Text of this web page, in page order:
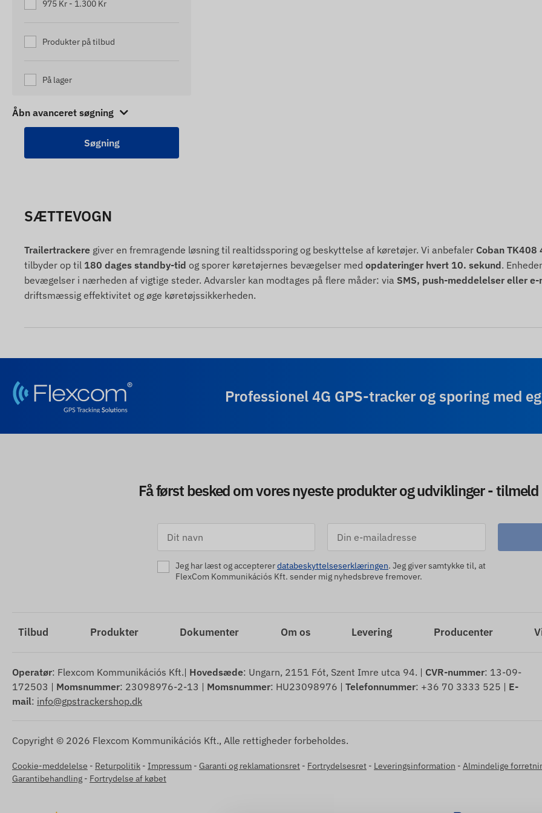
975 Kr - 1.300 Kr
Produkter på tilbud
På lager
Åbn avanceret søgning
SÆTTEVOGN
Trailertrackere giver en fremragende løsning til realtidssporing og beskyttelse af køretøjer. Vi anbefaler Coban TK408
tilbyder op til 180 dages standby-tid og sporer køretøjernes bevægelser med opdateringer hvert 10. sekund.
bevægelser i nærheden af vigtige steder. Advarsler kan modtages på flere måder: via SMS, push-meddelelser eller e-
driftsmæssig effektivitet og øge køretøjssikkerheden.
Professionel 4G GPS-tracker og sporing med
Få først besked om vores nyeste produkter og udviklinger -
Jeg har læst og acceptererdatabeskyttelseserklæringen. Jeg giver samtykke til, at
FlexCom Kommunikációs Kft. sender mig nyhedsbreve fremover.
Tilbud Produkter Dokumenter Om os Levering Producenter
Operatør: Flexcom Kommunikációs Kft.| Hovedsæde: Ungarn, 2151 Fót, Szent Imre utca 94. | CVR-nummer: 13-09-
172503 | Momsnummer: 23098976-2-13 | Momsnummer: HU23098976 | Telefonnummer: +36 70 3333 525 | E-
mail: info@gpstrackershop.dk
Copyright © 2026 Flexcom Kommunikációs Kft., Alle rettigheder forbeholdes.
Cookie-meddelelse - Returpolitik - Impressum - Garanti og reklamationsret - Fortrydelsesret - Leveringsinformation - Almindelige
Garantibehandling - Fortrydelse af købet